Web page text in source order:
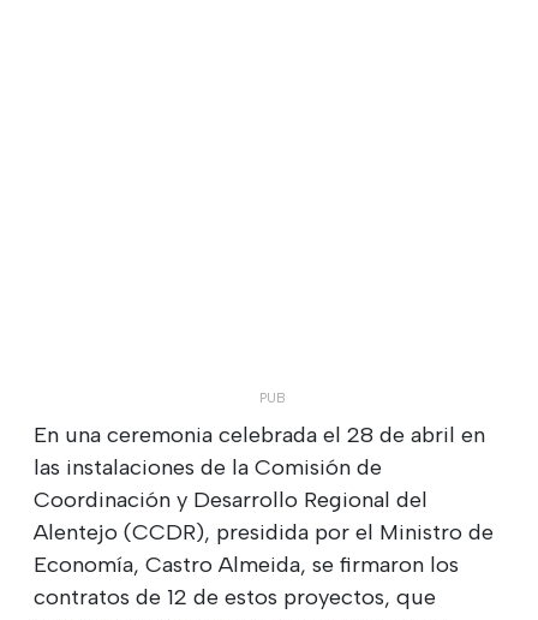
En una ceremonia celebrada el 28 de abril en
las instalaciones de la Comisión de
Coordinación y Desarrollo Regional del
Alentejo (CCDR), presidida por el Ministro de
Economía, Castro Almeida, se firmaron los
contratos de 12 de estos proyectos, que